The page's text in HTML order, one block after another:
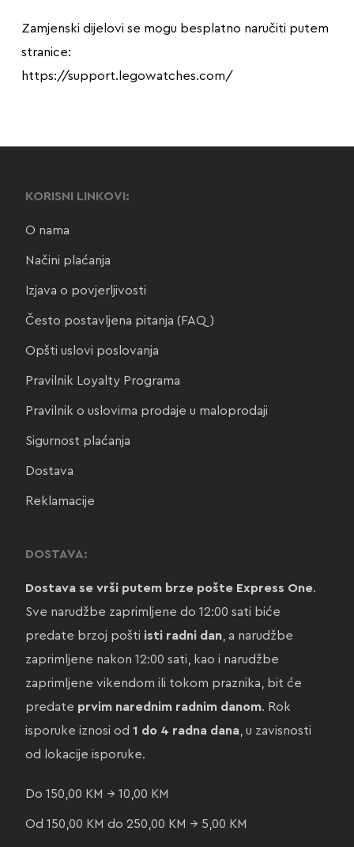
Zamjenski dijelovi se mogu besplatno naručiti putem
stranice:
https://support.legowatches.com/
KORISNI LINKOVI:
O nama
Načini plaćanja
Izjava o povjerljivosti
Često postavljena pitanja (FAQ)
Opšti uslovi poslovanja
Pravilnik Loyalty Programa
Pravilnik o uslovima prodaje u maloprodaji
Sigurnost plaćanja
Dostava
Reklamacije
DOSTAVA:
Dostava se vrši putem brze pošte Express One.
Sve narudžbe zaprimljene do 12:00 sati biće
predate brzoj pošti isti radni dan, a narudžbe
zaprimljene nakon 12:00 sati, kao i narudžbe
zaprimljene vikendom ili tokom praznika, bit će
predate prvim narednim radnim danom. Rok
isporuke iznosi od 1 do 4 radna dana, u zavisnosti
od lokacije isporuke.
Do 150,00 KM → 10,00 KM
Od 150,00 KM do 250,00 KM → 5,00 KM